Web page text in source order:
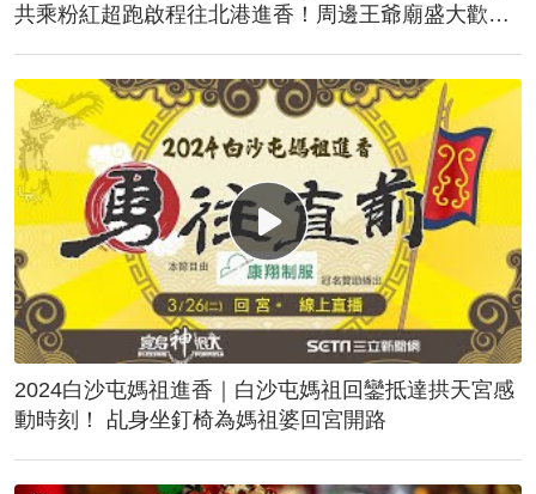
共乘粉紅超跑啟程往北港進香！周邊王爺廟盛大歡
2024白沙屯媽祖進香｜白沙屯媽祖回鑾抵達拱天宮感
動時刻！ 乩身坐釘椅為媽祖婆回宮開路